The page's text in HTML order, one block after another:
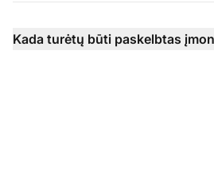
Kada turėtų būti paskelbtas